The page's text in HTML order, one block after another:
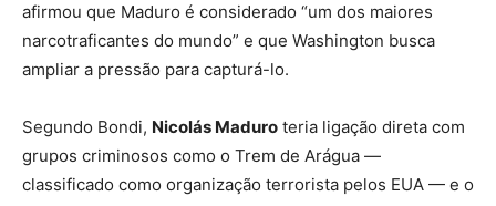
afirmou que Maduro é considerado “um dos maiores
narcotraficantes do mundo” e que Washington busca
ampliar a pressão para capturá-lo.
Segundo Bondi, Nicolás Maduro teria ligação direta com
grupos criminosos como o Trem de Arágua —
classificado como organização terrorista pelos EUA — e o